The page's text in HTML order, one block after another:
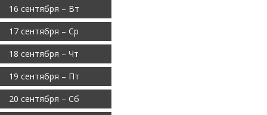
16 сентября – Вт
17 сентября – Ср
18 сентября – Чт
19 сентября – Пт
20 сентября – Сб